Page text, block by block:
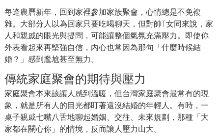
每逢農曆新年，回到家裡參加家族聚會，心情總是不免複
雜。大部分人以為回家只要吃喝聊天，但對帥T女同來說，家
人和親戚的眼光與提問，可能讓整個氣氛充滿壓力。即使你
外表看起來再堅強自信，內心也常因為那句「什麼時候結
婚？」感到尷尬甚至無力。
傳統家庭聚會的期待與壓力
家庭聚會本來該讓人感到溫暖，但台灣家庭聚會最常有的現
象，就是所有人的目光都盯著還沒結婚的年輕人。有時，一
桌子親戚七嘴八舌地聊起婚姻、交往、未來規劃，那種「大
家都在關心你」的情境，反而讓人壓力山大。